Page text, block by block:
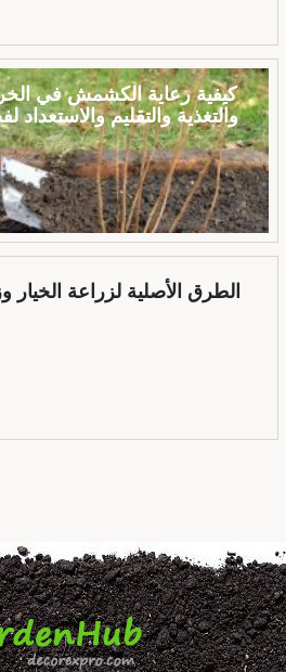
كيفية رعاية الكشمش في
والتغذية والتقليم والاستعداد
الطرق الأصلية لزراعة الخيار